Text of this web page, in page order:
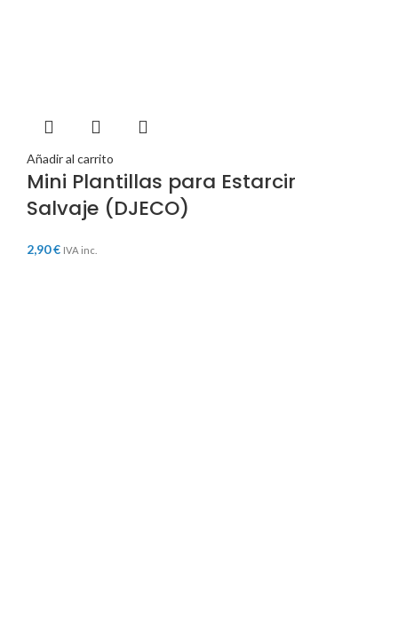
Añadir al carrito
Mini Plantillas para Estarcir
Salvaje (DJECO)
2,90€ IVA inc.